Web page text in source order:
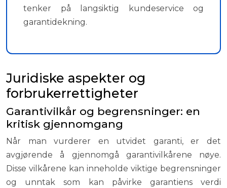
tenker på langsiktig kundeservice og
garantidekning.
Juridiske aspekter og
forbrukerrettigheter
Garantivilkår og begrensninger: en
kritisk gjennomgang
Når man vurderer en utvidet garanti, er det
avgjørende å gjennomgå garantivilkårene nøye.
Disse vilkårene kan inneholde viktige begrensninger
og unntak som kan påvirke garantiens verdi